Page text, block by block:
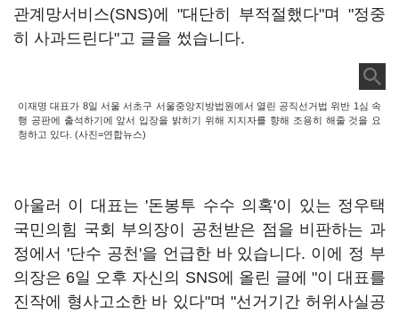
관계망서비스(SNS)에 "대단히 부적절했다"며 "정중
히 사과드린다"고 글을 썼습니다.
이재명 대표가 8일 서울 서초구 서울중앙지방법원에서 열린 공직선거법 위반 1심 속
행 공판에 출석하기에 앞서 입장을 밝히기 위해 지지자를 향해 조용히 해줄 것을 요
청하고 있다. (사진=연합뉴스)
아울러 이 대표는 '돈봉투 수수 의혹'이 있는 정우택
국민의힘 국회 부의장이 공천받은 점을 비판하는 과
정에서 '단수 공천'을 언급한 바 있습니다. 이에 정 부
의장은 6일 오후 자신의 SNS에 올린 글에 "이 대표를
진작에 형사고소한 바 있다"며 "선거기간 허위사실공